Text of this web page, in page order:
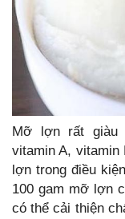
Mỡ lợn rất giàu
vitamin A,
lợn trong điều
100 gam mỡ lợn
có thể cải thiện